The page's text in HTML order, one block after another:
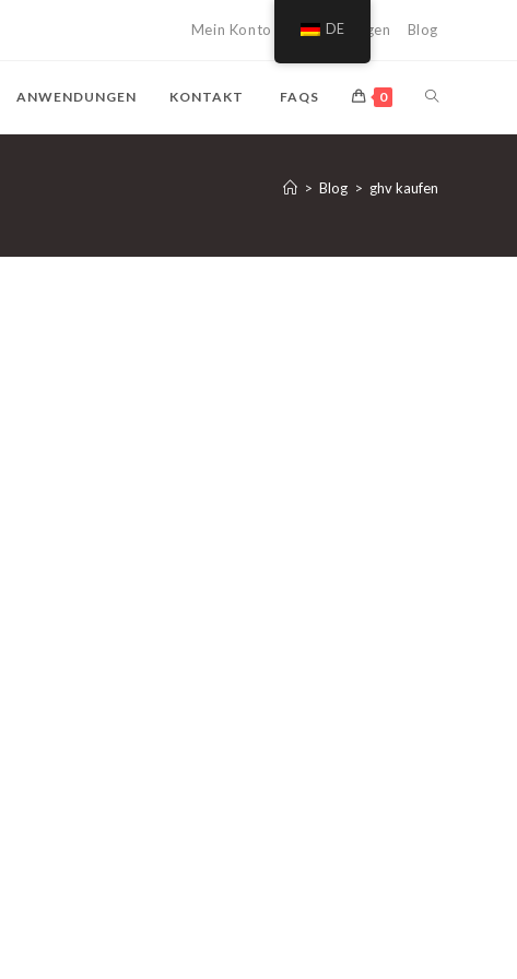
Mein Konto Einkaufswagen Blog
ANWENDUNGEN KONTAKT FAQS 0 SUCHE
> Blog > ghv kaufen
DE